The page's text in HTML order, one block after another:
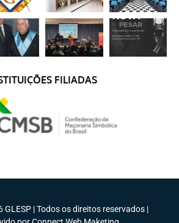
FILIADAS
| Todos os direitos reservados |